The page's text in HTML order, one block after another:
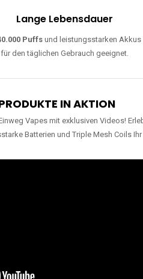
Lange Lebensdauer
Puffs und leistungsstarken
für den täglichen Gebrauch geeignet.
IN AKTION
Vapes mit exklusiven Videos!
Batterien und Triple Mesh Coils